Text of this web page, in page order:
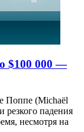
$100 000 —
Поппе (Michaël
резкого падения
несмотря на